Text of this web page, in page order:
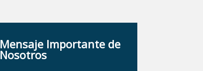
Mensaje Importante de
Nosotros